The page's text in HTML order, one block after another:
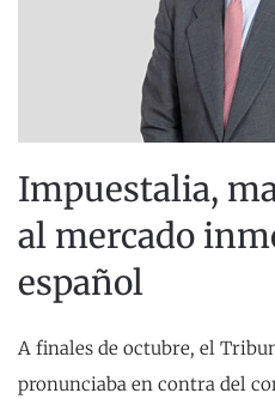
Impuestalia,
al mercado
español
A finales de octubre, el
pronunciaba en contra del